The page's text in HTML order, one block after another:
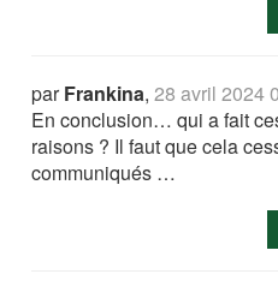
parFrankina,28 avril 2024
En conclusion… qui a fait
raisons ? Il faut que cela
communiqués …